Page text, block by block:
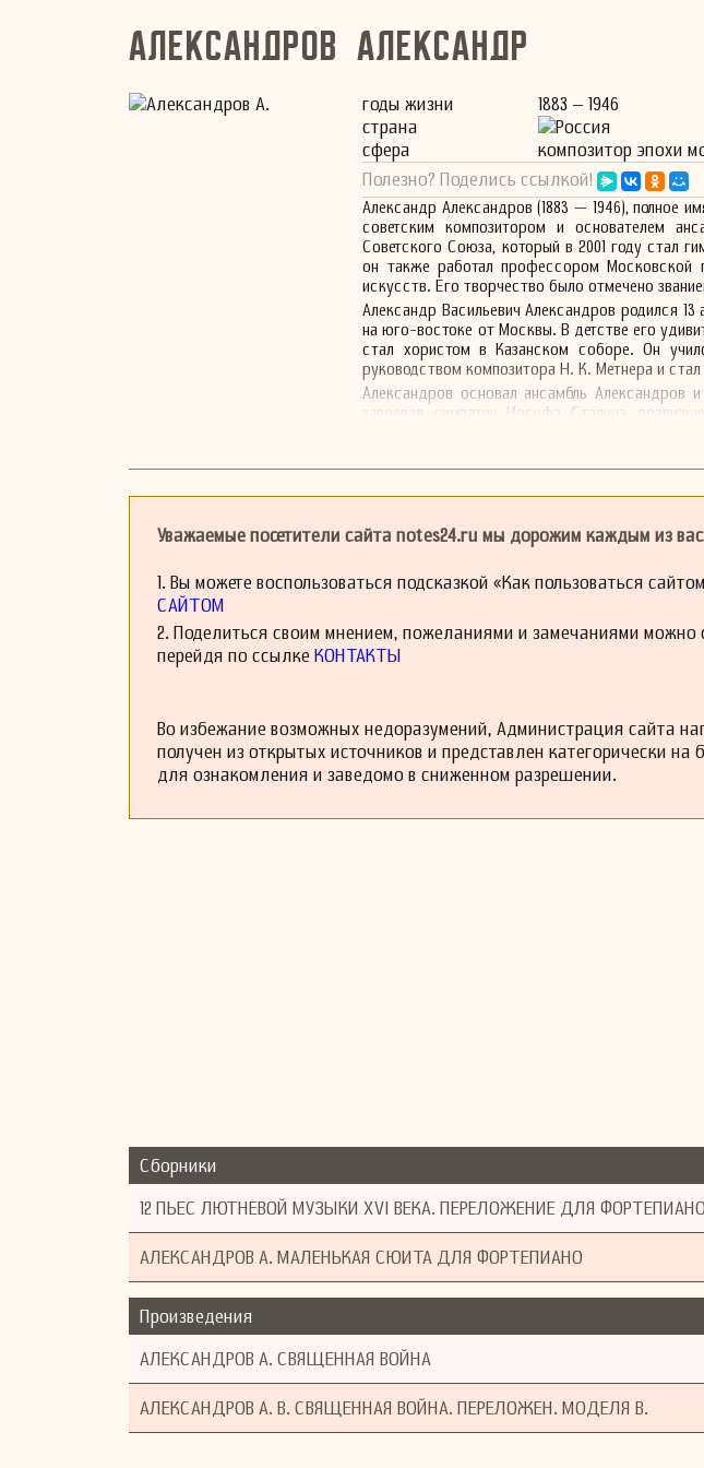
Александров Александр
годы жизни
1883 – 1946
страна
Россия
сфера
композитор эпохи
Полезно? Поделись ссылкой!
Александр Александров (1883 — 1946), полное
советским композитором и основателем
Советского Союза, который в 2001 году стал
он также работал профессором Московской
искусств. Его творчество было отмечено
Александр Васильевич Александров родился
на юго-востоке от Москвы. В детстве его
стал хористом в Казанском соборе. Он
руководством композитора Н. К. Метнера и
Александров основал ансамбль Александров
завоевал симпатии Иосифа Сталина,
композитора. Его хор успешно выступал на
официально принят 1 января 1944 года.
Также Александров является автором
указывают, что он возвращался из Германии.
Уважаемые посетители сайта notes24.ru мы дорожим каждым из
1. Вы можете воспользоваться подсказкой «Как пользоваться
САЙТОМ
2. Поделиться своим мнением, пожеланиями и замечаниями
перейдя по ссылке КОНТАКТЫ
Во избежание возможных недоразумений, Администрация сайта
получен из открытых источников и представлен категорически
для ознакомления и заведомо в сниженном разрешении.
Сборники
12 ПЬЕС ЛЮТНЕВОЙ МУЗЫКИ XVI ВЕКА. ПЕРЕЛОЖЕНИЕ ДЛЯ ФОРТЕПИАНО
АЛЕКСАНДРОВ А. МАЛЕНЬКАЯ СЮИТА ДЛЯ ФОРТЕПИАНО
Произведения
АЛЕКСАНДРОВ А. СВЯЩЕННАЯ ВОЙНА
АЛЕКСАНДРОВ А. В. СВЯЩЕННАЯ ВОЙНА. ПЕРЕЛОЖЕН. МОДЕЛЯ В.